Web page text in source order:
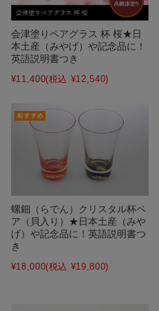
会津塗りペアグラス 杯 桜★日
本土産（みやげ）や記念品に！
英語説明書つき
¥11,400(税込 ¥12,540)
螺鈿（らでん）クリスタル杯ペ
ア（貝入り）★日本土産（みや
げ）や記念品に！英語説明書つ
き
¥18,000(税込 ¥19,800)